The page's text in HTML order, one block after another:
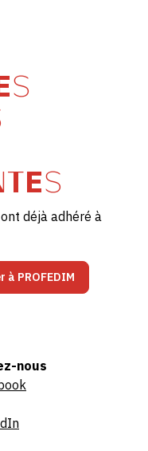
déjà adhéré à
à PROFEDIM
nous